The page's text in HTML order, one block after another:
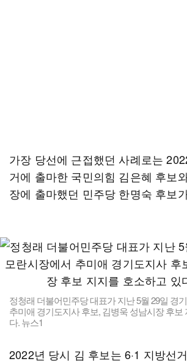
가장 당선에 근접했던 사례로는
거에 출마한 국민의힘 김은혜 후보
장에 출마했던 민주당 한명숙 후보
정청래 더불어민주당 대표가 지난 5월 29일 경
추미애 경기도지사 후보, 김병욱 성남시장 후보
다. 뉴스1
2022년 당시 김 후보는 6·1 지방선